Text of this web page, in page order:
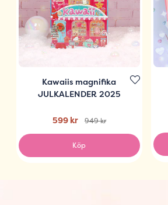
Kawaiis magnifika
JULKALENDER 2025
599 kr 949 kr
Köp